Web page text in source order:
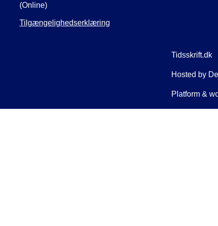
(Online)
Tilgængelighedserklæring